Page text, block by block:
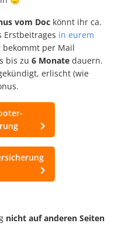
vom Doc könnt ihr ca.
Erstbeitrages in eurem
per Mail
bis zu 6 Monate dauern.
erlischt (wie
nicht auf anderen Seiten